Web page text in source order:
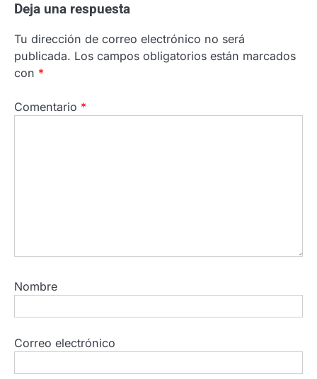
Deja una respuesta
Tu dirección de correo electrónico no será
publicada. Los campos obligatorios están marcados
con *
Comentario *
Nombre
Correo electrónico